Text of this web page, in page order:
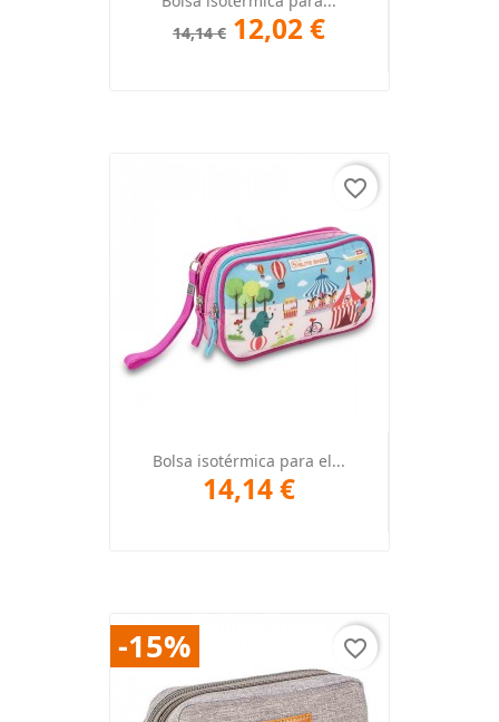
14,14 € 12,02 €
Bolsa isotérmica para el...
14,14 €
favorite_border
-15% favorite_border